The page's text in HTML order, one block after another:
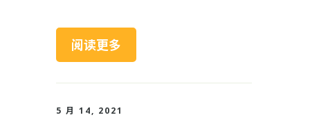
阅读更多
5 月 14, 2021